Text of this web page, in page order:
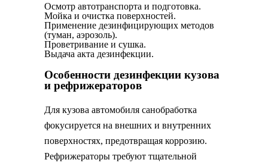
Осмотр автотранспорта и подготовка.
Мойка и очистка поверхностей.
Применение дезинфицирующих методов
(туман, аэрозоль).
Проветривание и сушка.
Выдача акта дезинфекции.
Особенности дезинфекции кузова
и рефрижераторов
Для кузова автомобиля санобработка
фокусируется на внешних и внутренних
поверхностях, предотвращая коррозию.
Рефрижераторы требуют тщательной